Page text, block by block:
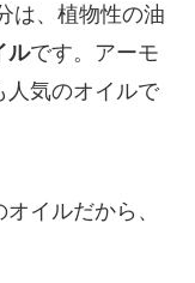
は、植物性の油
ルです。アーモ
人気のオイルで
イルだから、